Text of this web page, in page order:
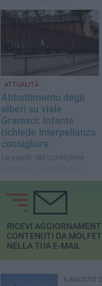
ATTUALITÀ
Abbattimento degli
alberi su viale
Gramsci: Infante
richiede interpellanza
consigliare
Le parole del consigliere
sotto gli occhi di tutti, uno
scempio assoluto»
RICEVI
CONTENUTI DA
NELLA TUA E-MAIL
6 AGOSTO